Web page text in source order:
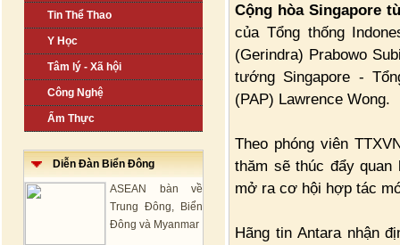
Tin Thể Thao
Y Học
Tâm lý - Xã hội
Công Nghệ
Ẩm Thực
Diễn Đàn Biển Đông
ASEAN bàn về
Trung Đông, Biển
Đông và Myanmar
Cộng hòa Singapore
của Tổng thống
(Gerindra) Prabowo
tướng Singapore -
(PAP) Lawrence Wong.
Theo phóng viên
thăm sẽ thúc đẩy
mở ra cơ hội hợp tác
Hãng tin Antara nhận